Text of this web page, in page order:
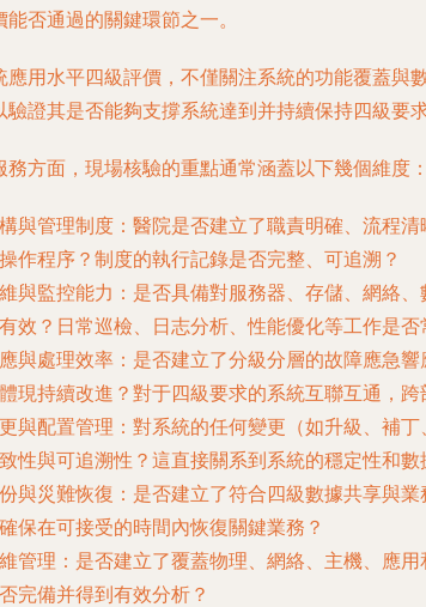
否通過的關鍵環節之一。
應用水平四級評價，不僅關注系統的功能覆蓋
證其是否能夠支撐系統達到并持續保持四級要求
務方面，現場核驗的重點通常涵蓋以下幾個維度：
與管理制度 ：醫院是否建立了職責明確、流程
作程序？制度的執行記錄是否完整、可追溯？
與監控能力 ：是否具備對服務器、存儲、網絡
效？日常巡檢、日志分析、性能優化等工作是否
與處理效率 ：是否建立了分級分層的故障應急
現持續改進？對于四級要求的系統互聯互通，
與配置管理 ：對系統的任何變更（如升級、補
性與可追溯性？這直接關系到系統的穩定性和數
與災難恢復 ：是否建立了符合四級數據共享與
保在可接受的時間內恢復關鍵業務？
管理 ：是否建立了覆蓋物理、網絡、主機、應
完備并得到有效分析？